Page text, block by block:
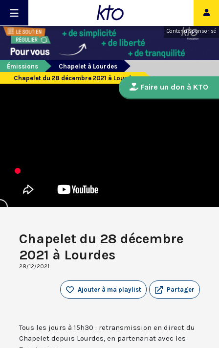
Contenu sponsorisé
Émissions
Chapelet à Lourdes
Chapelet du 28 décembre 2021 à Lourdes
Chapelet du 28 décembre
2021 à Lourdes
28/12/2021
Partager
Ajouter à ma playlist
Tous les jours à 15h30 : retransmission en direct du
Chapelet depuis Lourdes, en partenariat avec les
Faire un don à KTO